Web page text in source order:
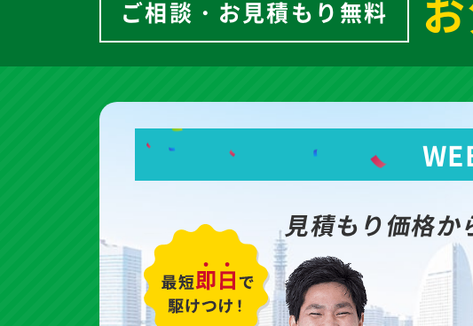
ご相談・お見積もり無料
見積もり価格か